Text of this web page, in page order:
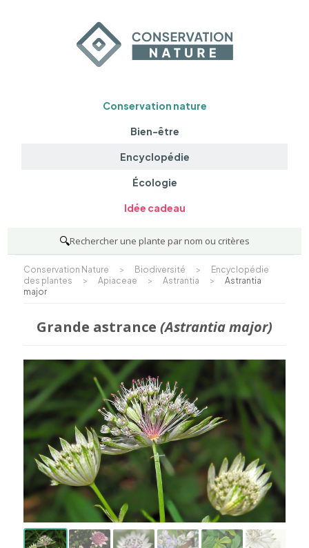
Conservation nature
Bien-être
Encyclopédie
Écologie
Idée cadeau
🔍Rechercher une plante par nom ou critères
Conservation Nature > Biodiversité >
Encyclopédie
des plantes
> Apiaceae > Astrantia >
Astrantia
major
Grande astrance (Astrantia major)